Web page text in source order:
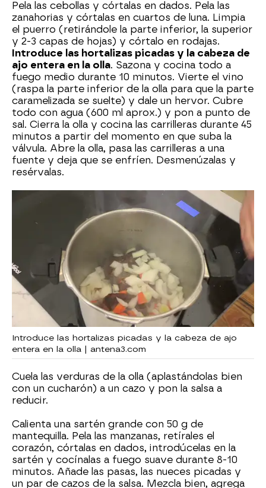
Pela las cebollas y córtalas en dados. Pela las
zanahorias y córtalas en cuartos de luna. Limpia
el puerro (retirándole la parte inferior, la superior
y 2-3 capas de hojas) y córtalo en rodajas.
Introduce las hortalizas picadas y la cabeza de
ajo entera en la olla. Sazona y cocina todo a
fuego medio durante 10 minutos. Vierte el vino
(raspa la parte inferior de la olla para que la parte
caramelizada se suelte) y dale un hervor. Cubre
todo con agua (600 ml aprox.) y pon a punto de
sal. Cierra la olla y cocina las carrilleras durante 45
minutos a partir del momento en que suba la
válvula. Abre la olla, pasa las carrilleras a una
fuente y deja que se enfríen. Desmenúzalas y
resérvalas.
Introduce las hortalizas picadas y la cabeza de ajo
entera en la olla | antena3.com
Cuela las verduras de la olla (aplastándolas bien
con un cucharón) a un cazo y pon la salsa a
reducir.
Calienta una sartén grande con 50 g de
mantequilla. Pela las manzanas, retírales el
corazón, córtalas en dados, introdúcelas en la
sartén y cocínalas a fuego suave durante 8-10
minutos. Añade las pasas, las nueces picadas y
un par de cazos de la salsa. Mezcla bien, agrega